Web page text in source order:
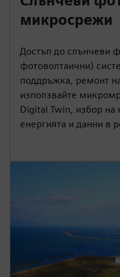
микросрежи
Достъп до слънчеви
фотоволтаични)
поддръжка, ремонт
използвайте
Digital Twin, избор на
енергията и данни в